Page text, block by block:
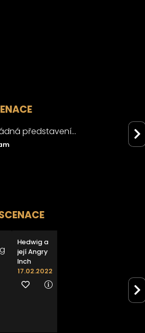
představení...
Hedwig a
její Angry
Inch
17.02.2022